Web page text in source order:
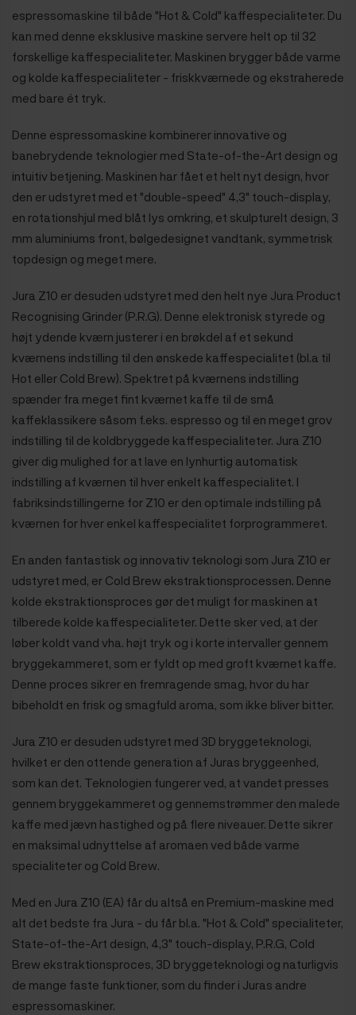
espressomaskine til både "Hot & Cold" kaffespecialiteter. Du
kan med denne eksklusive maskine servere helt op til 32
forskellige kaffespecialiteter. Maskinen brygger både varme
og kolde kaffespecialiteter - friskkværnede og ekstraherede
med bare ét tryk.
Denne espressomaskine kombinerer innovative og
banebrydende teknologier med State-of-the-Art design og
intuitiv betjening. Maskinen har fået et helt nyt design, hvor
den er udstyret med et "double-speed" 4,3" touch-display,
en rotationshjul med blåt lys omkring, et skulpturelt design, 3
mm aluminiums front, bølgedesignet vandtank, symmetrisk
topdesign og meget mere.
Jura Z10 er desuden udstyret med den helt nye Jura Product
Recognising Grinder (P.R.G). Denne elektronisk styrede og
højt ydende kværn justerer i en brøkdel af et sekund
kværnens indstilling til den ønskede kaffespecialitet (bl.a til
Hot eller Cold Brew). Spektret på kværnens indstilling
spænder fra meget fint kværnet kaffe til de små
kaffeklassikere såsom f.eks. espresso og til en meget grov
indstilling til de koldbryggede kaffespecialiteter. Jura Z10
giver dig mulighed for at lave en lynhurtig automatisk
indstilling af kværnen til hver enkelt kaffespecialitet. I
fabriksindstillingerne for Z10 er den optimale indstilling på
kværnen for hver enkel kaffespecialitet forprogrammeret.
En anden fantastisk og innovativ teknologi som Jura Z10 er
udstyret med, er Cold Brew ekstraktionsprocessen. Denne
kolde ekstraktionsproces gør det muligt for maskinen at
tilberede kolde kaffespecialiteter. Dette sker ved, at der
løber koldt vand vha. højt tryk og i korte intervaller gennem
bryggekammeret, som er fyldt op med groft kværnet kaffe.
Denne proces sikrer en fremragende smag, hvor du har
bibeholdt en frisk og smagfuld aroma, som ikke bliver bitter.
Jura Z10 er desuden udstyret med 3D bryggeteknologi,
hvilket er den ottende generation af Juras bryggeenhed,
som kan det. Teknologien fungerer ved, at vandet presses
gennem bryggekammeret og gennemstrømmer den malede
kaffe med jævn hastighed og på flere niveauer. Dette sikrer
en maksimal udnyttelse af aromaen ved både varme
specialiteter og Cold Brew.
Med en Jura Z10 (EA) får du altså en Premium-maskine med
alt det bedste fra Jura - du får bl.a. "Hot & Cold" specialiteter,
State-of-the-Art design, 4,3" touch-display, P.R.G, Cold
Brew ekstraktionsproces, 3D bryggeteknologi og naturligvis
de mange faste funktioner, som du finder i Juras andre
espressomaskiner.